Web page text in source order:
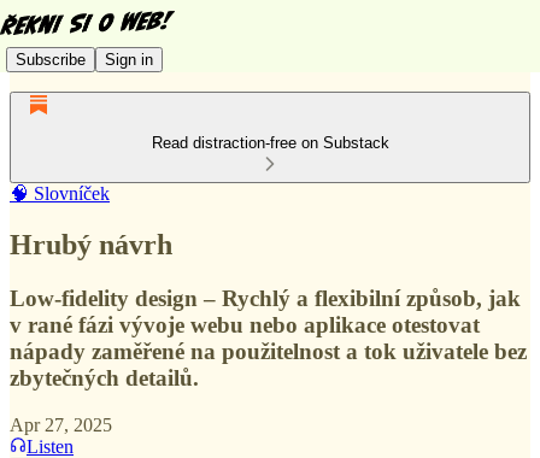
Subscribe Sign in
Read distraction-free on Substack
🧠 Slovníček
Hrubý návrh
Low-fidelity design – Rychlý a flexibilní způsob, jak
v rané fázi vývoje webu nebo aplikace otestovat
nápady zaměřené na použitelnost a tok uživatele bez
zbytečných detailů.
Apr 27, 2025
Listen